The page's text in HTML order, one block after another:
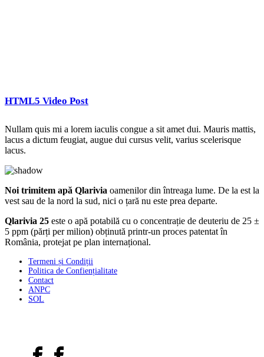
HTML5 Video Post
Nullam quis mi a lorem iaculis congue a sit amet dui. Mauris mattis,
lacus a dictum feugiat, augue dui cursus velit, varius scelerisque
lacus.
Noi trimitem apă Qlarivia oamenilor din întreaga lume. De la est la
vest sau de la nord la sud, nici o țară nu este prea departe.
Qlarivia 25 este o apă potabilă cu o concentrație de deuteriu de 25 ±
5 ppm (părți per milion) obținută printr-un proces patentat în
România, protejat pe plan internațional.
Termeni și Condiții
Politica de Confiențialitate
Contact
ANPC
SOL